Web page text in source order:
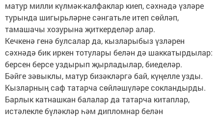
матур милли күлмәк-калфаклар киеп, сәхнәдә үзләре
турында шигырьләрне сәнгатьле итеп сөйләп,
тамашачы хозурына җиткерделәр алар.
Кечкенә генә булсалар да, кызларыбыз үзләрен
сәхнәдә бик иркен тотулары белән дә шаккатырдылар:
берсен берсе уздырып җырладылар, биеделәр.
Бәйге зәвыклы, матур бизәкләргә бай, күңелле узды.
Кызларның саф татарча сөйләшүләре сокландырды.
Барлык катнашкан балалар да татарча китаплар,
истәлекле бүләкләр һәм дипломнар белән